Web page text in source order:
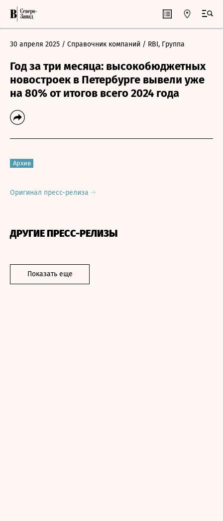
30 апреля 2025 / Справочник компаний / RBI, Группа
Год за три месяца: высокобюджетных
новостроек в Петербурге вывели уже
на 80% от итогов всего 2024 года
Архив
Оригинал пресс-релиза
ДРУГИЕ ПРЕСС-РЕЛИЗЫ
Показать еще